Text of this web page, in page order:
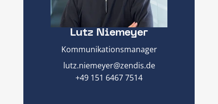
Lutz Niemeyer
Kommunikationsmanager
lutz.niemeyer@zendis.de
+49 151 6467 7514